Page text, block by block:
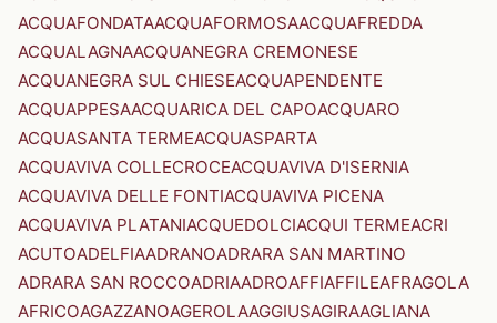
ACQUAFONDATAACQUAFORMOSAACQUAFREDDA
ACQUALAGNAACQUANEGRA CREMONESE
ACQUANEGRA SUL CHIESEACQUAPENDENTE
ACQUAPPESAACQUARICA DEL CAPOACQUARO
ACQUASANTA TERMEACQUASPARTA
ACQUAVIVA COLLECROCEACQUAVIVA D'ISERNIA
ACQUAVIVA DELLE FONTIACQUAVIVA PICENA
ACQUAVIVA PLATANIACQUEDOLCIACQUI TERMEACRI
ACUTOADELFIAADRANOADRARA SAN MARTINO
ADRARA SAN ROCCOADRIAADROAFFIAFFILEAFRAGOLA
AFRICOAGAZZANOAGEROLAAGGIUSAGIRAAGLIANA